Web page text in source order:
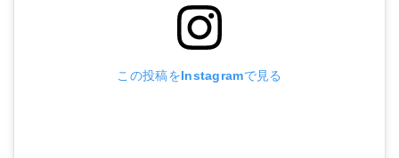
この投稿をInstagramで見る